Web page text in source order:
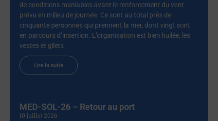
de conditions maniables avant le renforcement du vent
prévu en milieu de journée. Ce sont au total près de
cinquante personnes qui prennent la mer, dont vingt sont
en parcours d’insertion. L’organisation est bien huilée, les
vestes et gilets
Lire la suite
MED-SOL-26 – Retour au port
10 juillet 2026